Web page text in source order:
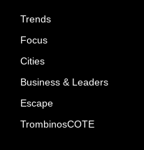
Trends
Focus
Cities
Business & Leaders
Escape
TrombinosCOTE